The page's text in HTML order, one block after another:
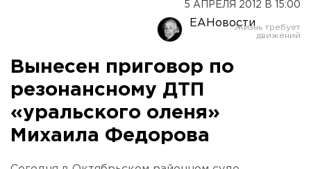
5 АПРЕЛЯ 2012 В 15:00
ЕАНовости
Вынесен приговор по
резонансному ДТП
«уральского оленя»
Михаила Федорова